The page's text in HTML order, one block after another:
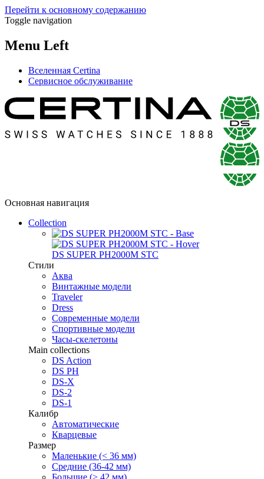
Перейти к основному содержанию
Toggle navigation
Menu Left
Вселенная Certina
Сервисное обслуживание
Основная навигация
Collection
DS SUPER PH2000M STC
Стили
Аква
Винтажные модели
Traveler
Dress
Современные модели
Спортивные модели
Часы-скелетоны
Main collections
DS Action
DS PH
DS-X
DS-2
DS-1
Калибр
Автоматические
Кварцевые
Размер
Маленькие (< 36 мм)
Средние (36-42 мм)